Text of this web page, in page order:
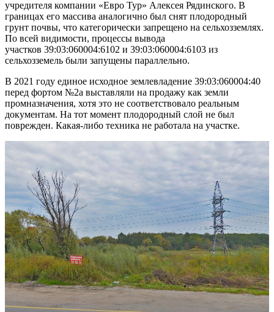
учредителя компании «Евро Тур» Алексея Рядинского. В
границах его массива аналогично был снят плодородный
грунт почвы, что категорически запрещено на сельхозземлях.
По всей видимости, процессы вывода
участков 39:03:060004:6102 и 39:03:060004:6103 из
сельхозземель были запущены параллельно.
В 2021 году единое исходное землевладение 39:03:060004:40
перед фортом №2а выставляли на продажу как земли
промназначения, хотя это не соответствовало реальным
документам. На тот момент плодородный слой не был
поврежден. Какая-либо техника не работала на участке.